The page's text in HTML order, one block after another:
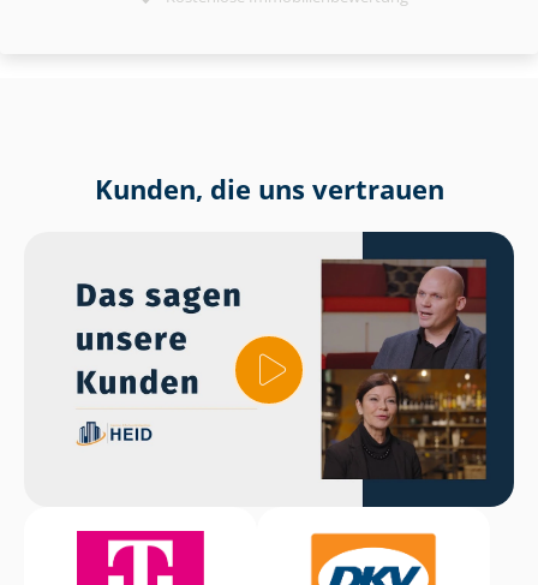
Kunden, die uns vertrauen